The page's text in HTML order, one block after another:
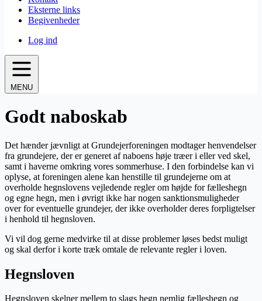
Eksterne links
Begivenheder
Log ind
MENU
Godt naboskab
Det hænder jævnligt at Grundejerforeningen modtager henvendelser
fra grundejere, der er generet af naboens høje træer i eller ved skel,
samt i haverne omkring vores sommerhuse. I den forbindelse kan vi
oplyse, at foreningen alene kan henstille til grundejerne om at
overholde hegnslovens vejledende regler om højde for fælleshegn
og egne hegn, men i øvrigt ikke har nogen sanktionsmuligheder
over for eventuelle grundejer, der ikke overholder deres forpligtelser
i henhold til hegnsloven.
Vi vil dog gerne medvirke til at disse problemer løses bedst muligt
og skal derfor i korte træk omtale de relevante regler i loven.
Hegnsloven
Hegnsloven skelner mellem to slags hegn nemlig fælleshegn og